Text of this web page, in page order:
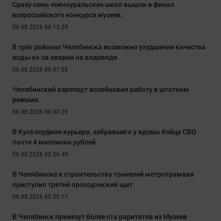
Сразу семь южноуральских школ вышли в финал
всероссийского конкурса музеев.
06.08.2026 06:12:29
В трёх районах Челябинска возможно ухудшение качества
воды из-за аварии на водоводе.
06.08.2026 06:07:55
Челябинский аэропорт возобновил работу в штатном
режиме.
06.08.2026 06:00:29
В Кусе осудили курьера, забравшего у вдовы бойца СВО
почти 4 миллиона рублей.
06.08.2026 05:56:49
В Челябинске к строительству тоннелей метротрамвая
приступил третий проходческий щит.
06.08.2026 05:35:17
В Челябинск привезут более ста раритетов из Музеев